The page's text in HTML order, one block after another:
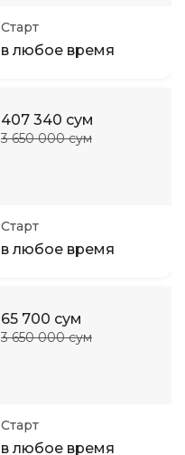
Старт
в любое время
407 340 сум
3 650 000 сум
Старт
в любое время
65 700 сум
3 650 000 сум
Старт
в любое время